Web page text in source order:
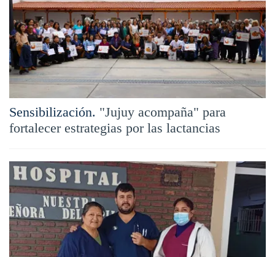
Sensibilización. "Jujuy acompaña" para
fortalecer estrategias por las lactancias